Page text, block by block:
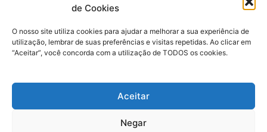
de Cookies
O nosso site utiliza cookies para ajudar a melhorar a sua experiência de
utilização, lembrar de suas preferências e visitas repetidas. Ao clicar em
“Aceitar”, você concorda com a utilização de TODOS os cookies.
Aceitar
Negar
(91) 98224 - 3111
© 2025 A Província do Pará CNPJ: 04.901.141/0001-36 End .
Trav. Quintino Bocaiuva 2301, Ed. Rogério Fernandez – Sala